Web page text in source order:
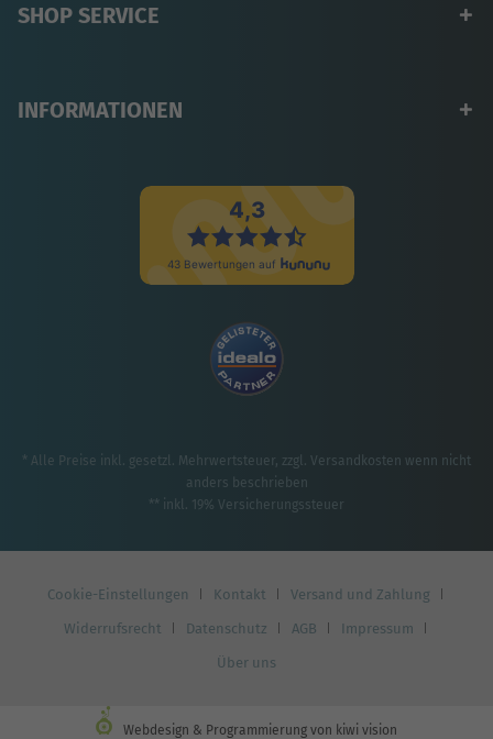
SHOP SERVICE
INFORMATIONEN
* Alle Preise inkl. gesetzl. Mehrwertsteuer, zzgl. Versandkosten wenn nicht
anders beschrieben
** inkl. 19% Versicherungssteuer
Cookie-Einstellungen Kontakt Versand und Zahlung
Widerrufsrecht Datenschutz AGB Impressum
Über uns
Webdesign & Programmierung von kiwi vision